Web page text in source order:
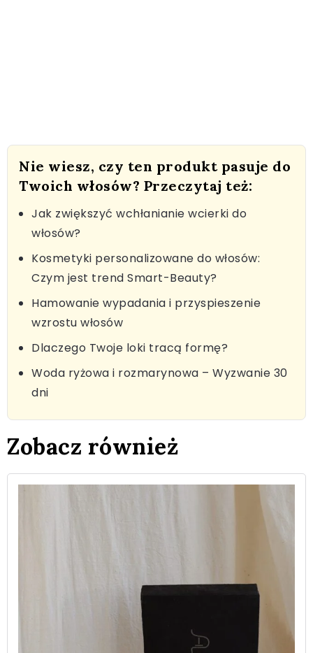
Nie wiesz, czy ten produkt pasuje do
Twoich włosów? Przeczytaj też:
Jak zwiększyć wchłanianie wcierki do
włosów?
Kosmetyki personalizowane do włosów:
Czym jest trend Smart-Beauty?
Hamowanie wypadania i przyspieszenie
wzrostu włosów
Dlaczego Twoje loki tracą formę?
Woda ryżowa i rozmarynowa – Wyzwanie 30
dni
Zobacz również